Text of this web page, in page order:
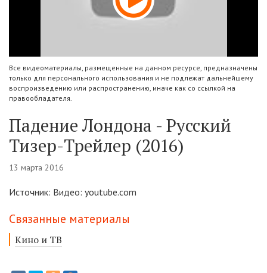
Все видеоматериалы, размещенные на данном ресурсе, предназначены
только для персонального использования и не подлежат дальнейшему
воспроизведению или распространению, иначе как со ссылкой на
правообладателя.
Падение Лондона - Русский
Тизер-Трейлер (2016)
13 марта 2016
Источник: Видео: youtube.com
Связанные материалы
Кино и ТВ